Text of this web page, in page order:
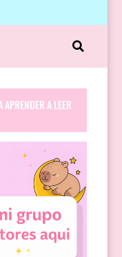
A LEER